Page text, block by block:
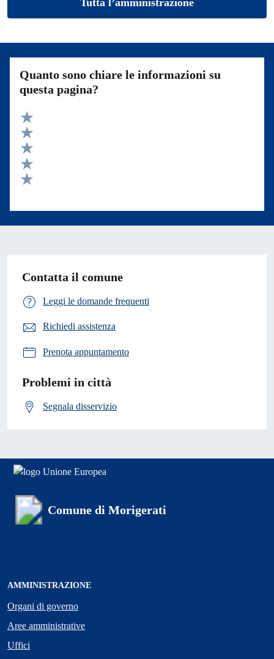
Tutta l’amministrazione
Quanto sono chiare le informazioni su
questa pagina?
Valuta 5 stelle su 5
Valuta 4 stelle su 5
Valuta 3 stelle su 5
Valuta 2 stelle su 5
Contatta il comune
Leggi le domande frequenti
Richiedi assistenza
Prenota appuntamento
Problemi in città
Segnala disservizio
Comune di Morigerati
AMMINISTRAZIONE
Organi di governo
Aree amministrative
Uffici